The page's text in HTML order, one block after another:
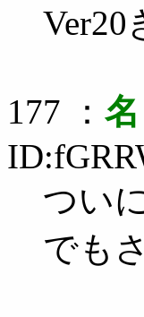
Ver20
177 ：
つい
でも